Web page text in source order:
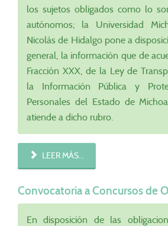
los sujetos obligados como lo
autónomos; la Universidad
Nicolás de Hidalgo pone a
general, la información que de
Fracción XXX, de la Ley de
la Información Pública y
Personales del Estado de
atiende a dicho rubro.
LEER MÁS...
Convocatoria a Concursos de
En disposición de las